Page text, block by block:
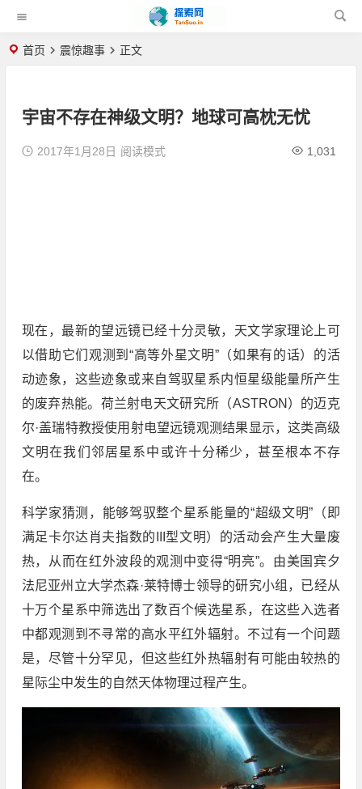
首页 震惊趣事 正文
宇宙不存在神级文明？地球可高枕无忧
2017年1月28日 1,031
阅读模式
现在，最新的望远镜已经十分灵敏，天文学家理论上可
以借助它们观测到“高等外星文明”（如果有的话）的活
动迹象，这些迹象或来自驾驭星系内恒星级能量所产生
的废弃热能。荷兰射电天文研究所（ASTRON）的迈克
尔·盖瑞特教授使用射电望远镜观测结果显示，这类高级
文明在我们邻居星系中或许十分稀少，甚至根本不存
在。
科学家猜测，能够驾驭整个星系能量的“超级文明”（即
满足卡尔达肖夫指数的III型文明）的活动会产生大量废
热，从而在红外波段的观测中变得“明亮”。由美国宾夕
法尼亚州立大学杰森·莱特博士领导的研究小组，已经从
十万个星系中筛选出了数百个候选星系，在这些入选者
中都观测到不寻常的高水平红外辐射。不过有一个问题
是，尽管十分罕见，但这些红外热辐射有可能由较热的
星际尘中发生的自然天体物理过程产生。